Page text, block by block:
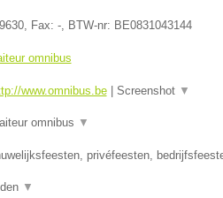
, Fax: -, BTW-nr: BE0831043144
omnibus
www.omnibus.be| Screenshot ▼
omnibus ▼
privéfeesten,
▼